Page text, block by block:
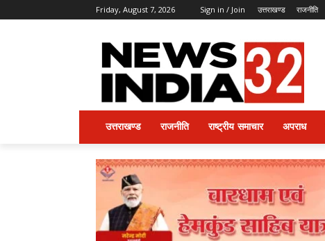
Friday, August 7, 2026 Sign in / Join उत्तराखण्ड राजनीति
उत्तराखण्ड राजनीति राष्ट्रीय समाचार अपराध